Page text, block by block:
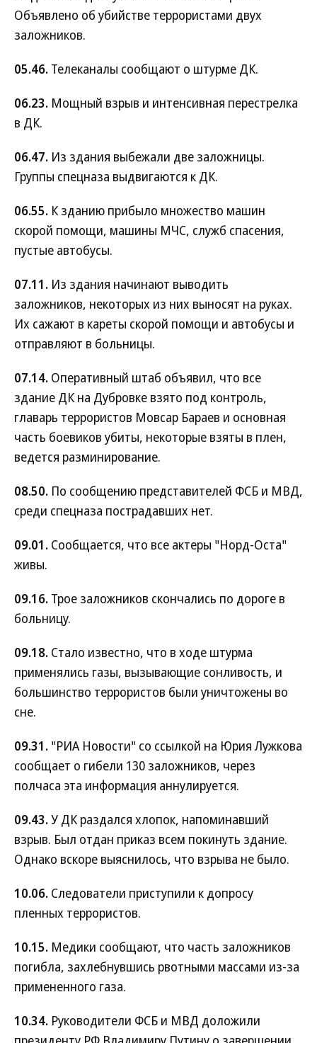
Объявлено об убийстве террористами двух
заложников.
05.46. Телеканалы сообщают о штурме ДК.
06.23. Мощный взрыв и интенсивная перестрелка
в ДК.
06.47. Из здания выбежали две заложницы.
Группы спецназа выдвигаются к ДК.
06.55. К зданию прибыло множество машин
скорой помощи, машины МЧС, служб спасения,
пустые автобусы.
07.11. Из здания начинают выводить
заложников, некоторых из них выносят на руках.
Их сажают в кареты скорой помощи и автобусы и
отправляют в больницы.
07.14. Оперативный штаб объявил, что все
здание ДК на Дубровке взято под контроль,
главарь террористов Мовсар Бараев и основная
часть боевиков убиты, некоторые взяты в плен,
ведется разминирование.
08.50. По сообщению представителей ФСБ и МВД,
среди спецназа пострадавших нет.
09.01. Сообщается, что все актеры "Норд-Оста"
живы.
09.16. Трое заложников скончались по дороге в
больницу.
09.18. Стало известно, что в ходе штурма
применялись газы, вызывающие сонливость, и
большинство террористов были уничтожены во
сне.
09.31. "РИА Новости" со ссылкой на Юрия Лужкова
сообщает о гибели 130 заложников, через
полчаса эта информация аннулируется.
09.43.У ДК раздался хлопок, напоминавший
взрыв. Был отдан приказ всем покинуть здание.
Однако вскоре выяснилось, что взрыва не было.
10.06. Следователи приступили к допросу
пленных террористов.
10.15. Медики сообщают, что часть заложников
погибла, захлебнувшись рвотными массами из-за
примененного газа.
10.34. Руководители ФСБ и МВД доложили